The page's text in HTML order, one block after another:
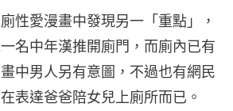
性愛漫畫中發現另一「重點」，
名中年漢推開廁門，而廁內已有
中男人另有意圖，不過也有網民
表達爸爸陪女兒上廁所而已。